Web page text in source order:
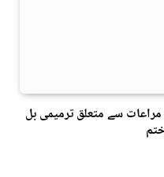
سے متعلق ترمیمی بل